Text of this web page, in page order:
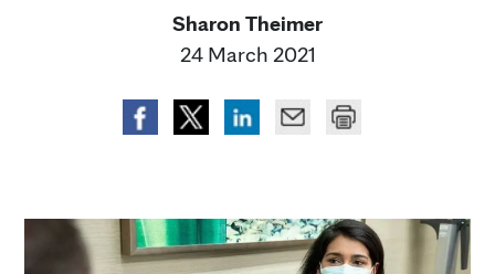
Sharon Theimer
24 March 2021